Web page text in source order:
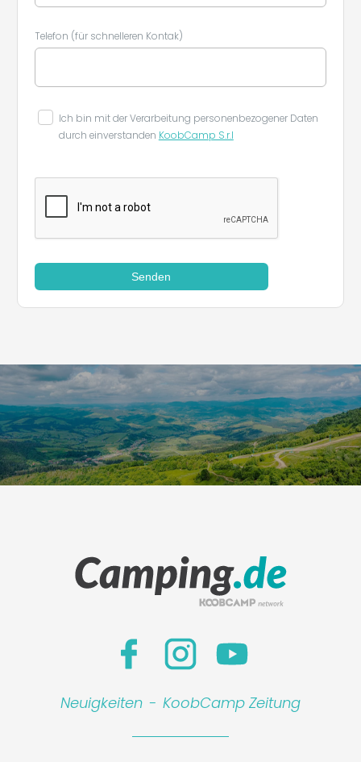
Telefon (für schnelleren Kontak)
Ich bin mit der Verarbeitung personenbezogener Daten
durch einverstanden KoobCamp S.r.l
Senden
Neuigkeiten - KoobCamp Zeitung